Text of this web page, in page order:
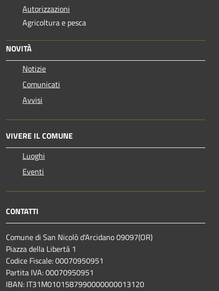
Autorizzazioni
Agricoltura e pesca
NOVITÀ
Notizie
Comunicati
Avvisi
VIVERE IL COMUNE
Luoghi
Eventi
CONTATTI
Comune di San Nicolò d'Arcidano 09097(OR)
Piazza della Libertà 1
Codice Fiscale: 00070950951
Partita IVA: 00070950951
IBAN: IT31M0101587990000000013120